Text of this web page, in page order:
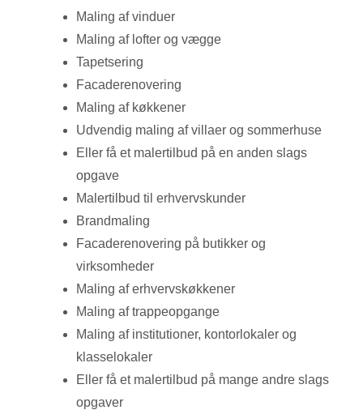
Maling af vinduer
Maling af lofter og vægge
Tapetsering
Facaderenovering
Maling af køkkener
Udvendig maling af villaer og sommerhuse
Eller få et malertilbud på en anden slags
opgave
Malertilbud til erhvervskunder​
Brandmaling
Facaderenovering på butikker og
virksomheder
Maling af erhvervskøkkener
Maling af trappeopgange
Maling af institutioner, kontorlokaler og
klasselokaler
Eller få et malertilbud på mange andre slags
opgaver